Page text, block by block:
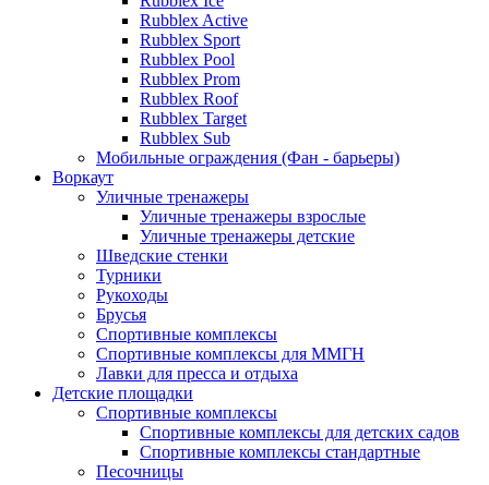
Rubblex Active
Rubblex Sport
Rubblex Pool
Rubblex Prom
Rubblex Roof
Rubblex Target
Rubblex Sub
Мобильные ограждения (Фан - барьеры)
Воркаут
Уличные тренажеры
Уличные тренажеры взрослые
Уличные тренажеры детские
Шведские стенки
Турники
Рукоходы
Брусья
Спортивные комплексы
Спортивные комплексы для ММГН
Лавки для пресса и отдыха
Детские площадки
Спортивные комплексы
Спортивные комплексы для детских садов
Спортивные комплексы стандартные
Песочницы